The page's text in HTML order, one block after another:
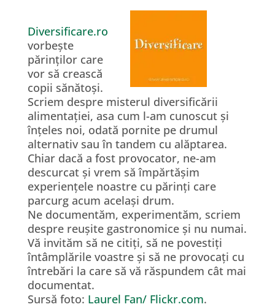
Diversificare.ro
vorbește
părinților care
vor să crească
copii sănătoși.
Scriem despre misterul diversificării
alimentației, asa cum l-am cunoscut și
înțeles noi, odată pornite pe drumul
alternativ sau în tandem cu alăptarea.
Chiar dacă a fost provocator, ne-am
descurcat și vrem să împărtășim
experiențele noastre cu părinți care
parcurg acum același drum.
Ne documentăm, experimentăm, scriem
despre reușite gastronomice și nu numai.
Vă invităm să ne citiți, să ne povestiți
întâmplările voastre și să ne provocați cu
întrebări la care să vă răspundem cât mai
documentat.
Sursă foto: Laurel Fan/ Flickr.com.